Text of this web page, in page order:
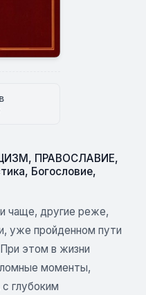
, ПРАВОСЛАВИЕ,
, Богословие,
чаще, другие реже,
уже пройденном пути
этом в жизни
моменты,
глубоким